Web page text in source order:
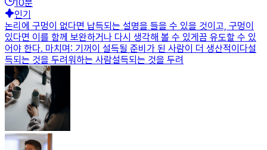
10분
인기
논리에 구멍이 없다면 납득되는 설명을 들을 수 있을 것이고, 구멍이
있다면 이를 함께 보완하거나 다시 생각해 볼 수 있게끔 유도할 수 있
어야 한다. 마치며: 기꺼이 설득될 준비가 된 사람이 더 생산적이다설
득되는 것을 두려워하는 사람설득되는 것을 두려